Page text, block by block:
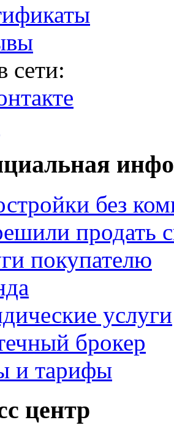
без
продать
покупателю
услуги
брокер
и тарифы
центр